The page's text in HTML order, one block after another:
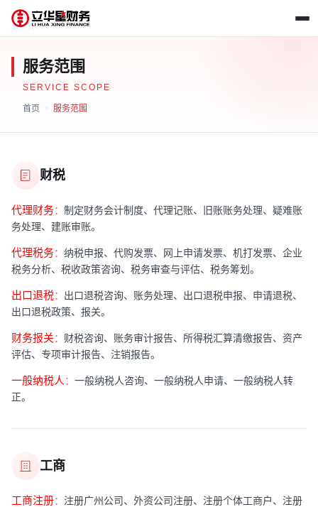
服务范围
SERVICE SCOPE
首页 服务范围
财税
代理财务： 制定财务会计制度、 代理记账、旧账账务处理、疑难账
务处理、建账审账。
代理税务： 纳税申报、代购发票、网上申请发票、机打发票、企业
税务分析、税收政策咨询、税务审查与评估、税务筹划。
出口退税： 出口退税咨询、账务处理、出口退税申报、申请退税、
出口退税政策、报关。
财务报关： 财税咨询、账务审计报告、所得税汇算清缴报告、资产
评估、专项审计报告、注销报告。
一般纳税人 ： 一般纳税人咨询、一般纳税人申请、一般纳税人转
正。
工商
工商注册： 注册广州公司、外资公司注册、注册个体工商户、注册